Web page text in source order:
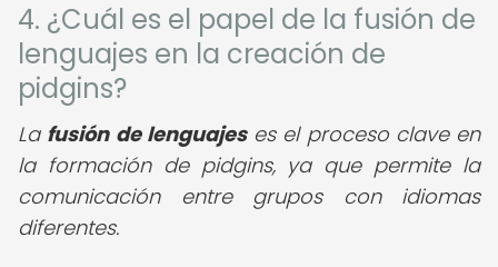
4. ¿Cuál es el papel de la fusión de
lenguajes en la creación de
pidgins?
La fusión de lenguajeses el proceso clave en
la formación de pidgins, ya que permite la
comunicación entre grupos con idiomas
diferentes.